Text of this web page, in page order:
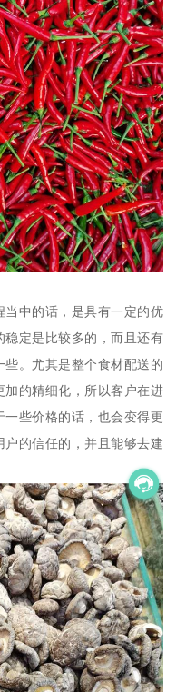
中的话，是具有一定的优
定是比较多的，而且还有
。尤其是整个食材配送的
的精细化，所以客户在进
些价格的话，也会变得更
的信任的，并且能够去建